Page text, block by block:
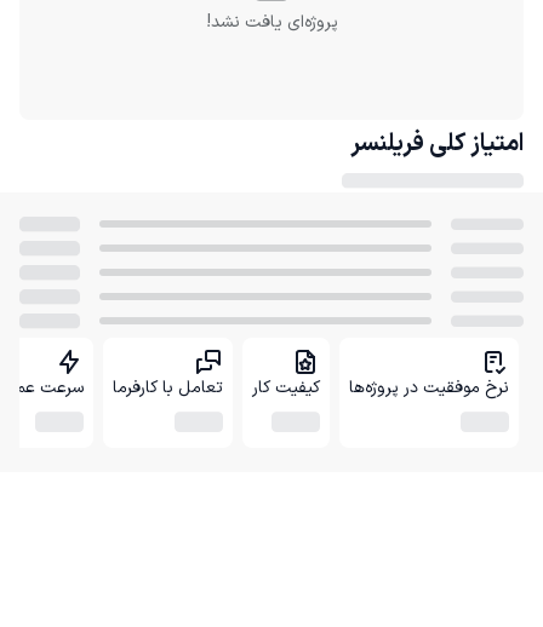
پروژه‌ای یافت نشد!
امتیاز کلی فریلنسر
نرخ موفقیت در پروژه‌ها کیفیت کار تعامل با کارفرما سرعت عمل